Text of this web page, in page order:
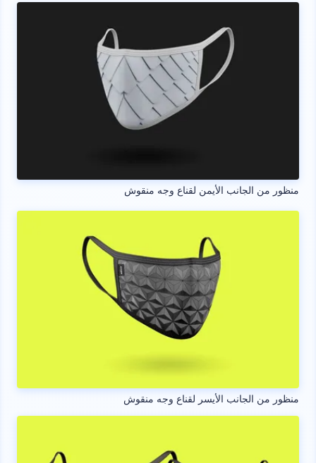
منظور من الجانب الأيمن لقناع وجه منقوش
منظور من الجانب الأيسر لقناع وجه منقوش